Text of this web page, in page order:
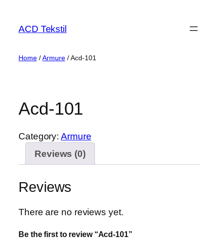
ACD Tekstil
Home/Armure/ Acd-101
Acd-101
Category:Armure
Reviews (0)
Reviews
There are no reviews yet.
Be the first to review “Acd-101”